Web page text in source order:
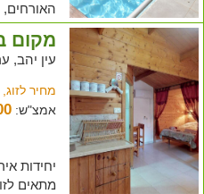
האורחים,
מקום
עין יהב,
מחיר
אמצ"ש:
מתאים